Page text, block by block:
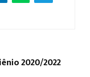
2020/2022